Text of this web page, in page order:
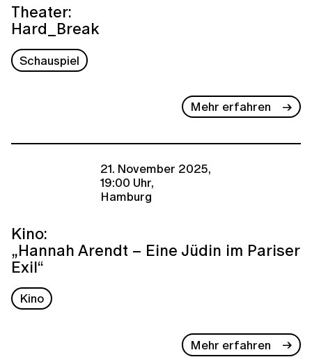
Theater:
Hard_Break
Schauspiel
Mehr erfahren
21. November 2025,
19:00 Uhr,
Hamburg
Kino:
„Hannah Arendt – Eine Jüdin im Pariser
Exil“
Kino
Mehr erfahren